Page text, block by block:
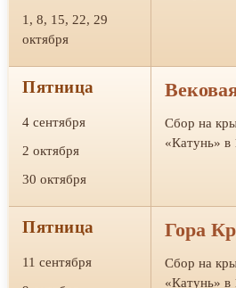
1, 8, 15, 22, 29
октября
Пятница
4 сентября
2 октября
30 октября
Сбор на
«Катунь» в
Пятница
11 сентября
Гора
Сбор на
«Катунь» в